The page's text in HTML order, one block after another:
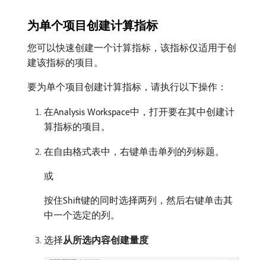
为单个项目创建计算指标
您可以快速创建一个计算指标，该指标仅适用于创
建该指标的项目。
要为单个项目创建计算指标，请执行以下操作：
在Analysis Workspace中，打开要在其中创建计
算指标的项目。
在自由格式表中，右键单击单列的列标题。
或
按住Shift键的同时选择两列，然后右键单击其
中一个选定的列。
选择​从所选内容创建量度